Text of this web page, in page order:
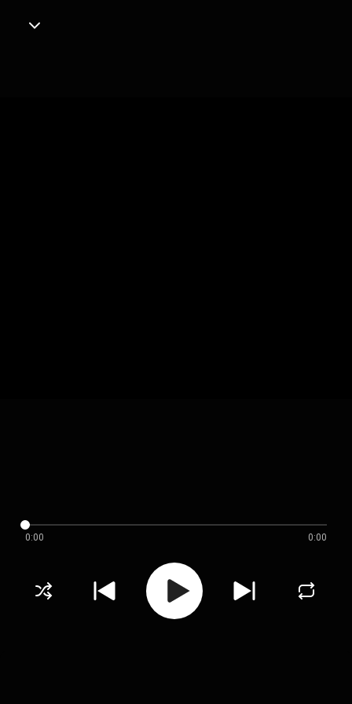
0:00 0:00